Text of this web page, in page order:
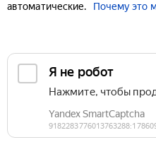
автоматические.
Почему это